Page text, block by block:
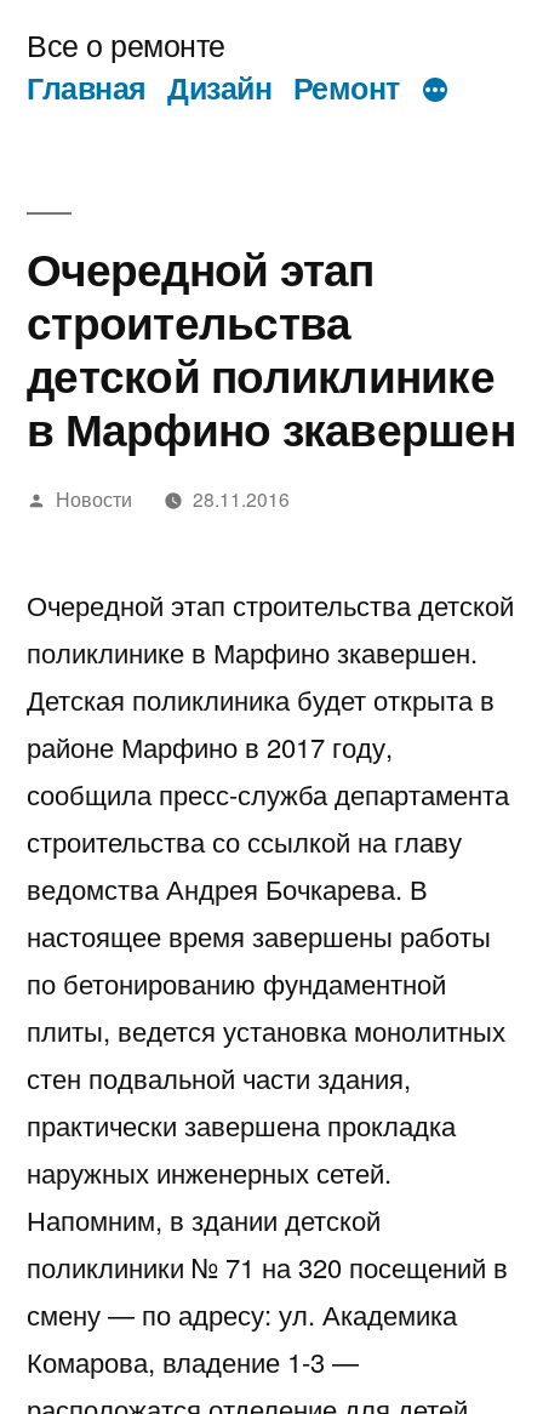
содержимому
Все о ремонте
Главная Дизайн Ремонт
Очередной этап
строительства
детской поликлинике
в Марфино зкавершен
Написано
Новости 28.11.2016
Очередной этап строительства детской
поликлинике в Марфино зкавершен.
Детская поликлиника будет открыта в
районе Марфино в 2017 году,
сообщила пресс-служба департамента
строительства со ссылкой на главу
ведомства Андрея Бочкарева. В
настоящее время завершены работы
по бетонированию фундаментной
плиты, ведется установка монолитных
стен подвальной части здания,
практически завершена прокладка
наружных инженерных сетей.
Напомним, в здании детской
поликлиники № 71 на 320 посещений в
смену — по адресу: ул. Академика
Комарова, владение 1-3 —